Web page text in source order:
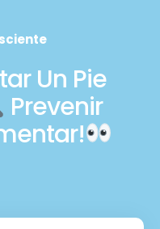
Un Pie
Prevenir